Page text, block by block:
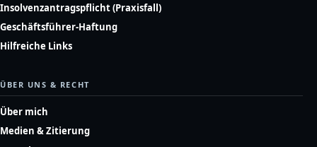
Insolvenzantragspflicht (Praxisfall)
Geschäftsführer-Haftung
Hilfreiche Links
ÜBER UNS & RECHT
Über mich
Medien & Zitierung